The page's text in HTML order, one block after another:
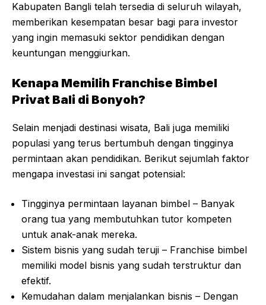
Kabupaten Bangli telah tersedia di seluruh wilayah,
memberikan kesempatan besar bagi para investor
yang ingin memasuki sektor pendidikan dengan
keuntungan menggiurkan.
Kenapa Memilih Franchise Bimbel
Privat Bali di Bonyoh?
Selain menjadi destinasi wisata, Bali juga memiliki
populasi yang terus bertumbuh dengan tingginya
permintaan akan pendidikan. Berikut sejumlah faktor
mengapa investasi ini sangat potensial:
Tingginya permintaan layanan bimbel – Banyak
orang tua yang membutuhkan tutor kompeten
untuk anak-anak mereka.
Sistem bisnis yang sudah teruji – Franchise bimbel
memiliki model bisnis yang sudah terstruktur dan
efektif.
Kemudahan dalam menjalankan bisnis – Dengan